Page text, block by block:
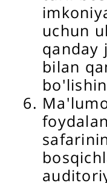
uchun
qanday
bilan